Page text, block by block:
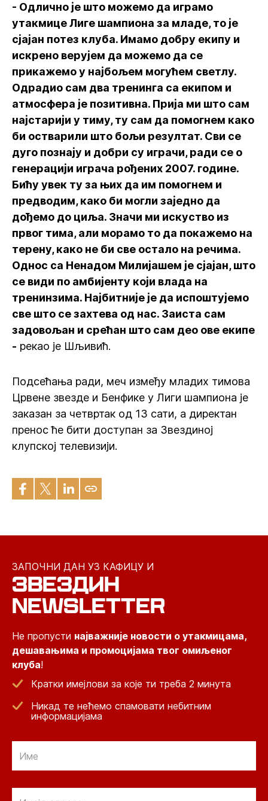
- Одлично је што можемо да играмо
утакмице Лиге шампиона за младе, то је
сјајан потез клуба. Имамо добру екипу и
искрено верујем да можемо да се
прикажемо у најбољем могућем светлу.
Одрадио сам два тренинга са екипом и
атмосфера је позитивна. Прија ми што сам
најстарији у тиму, ту сам да помогнем како
би остварили што бољи резултат. Сви се
дуго познају и добри су играчи, ради се о
генерацији играча рођених 2007. године.
Бићу увек ту за њих да им помогнем и
предводим, како би могли заједно да
дођемо до циља. Значи ми искуство из
првог тима, али морамо то да покажемо на
терену, како не би све остало на речима.
Однос са Ненадом Милијашем је сјајан, што
се види по амбијенту који влада на
тренинзима. Најбитније је да испоштујемо
све што се захтева од нас. Заиста сам
задовољан и срећан што сам део ове екипе
- рекао је Шљивић.
Подсећања ради, меч између младих тимова
Црвене звезде и Бенфике у Лиги шампиона је
заказан за четвртак од 13 сати, а директан
пренос ће бити доступан за Звездиној
клупској телевизији.
ЗАПОЧНИ ДАН УЗ КАФИЦУ И
ЗВЕЗДИН
NEWSLETTER
Не пропусти најважније новости о утакмицама,
дешавањима и промоцијама твог омиљеног
клуба!
Кратки имејлови за које ти треба 2 минута
Никад те нећемо спамовати небитним
информацијама